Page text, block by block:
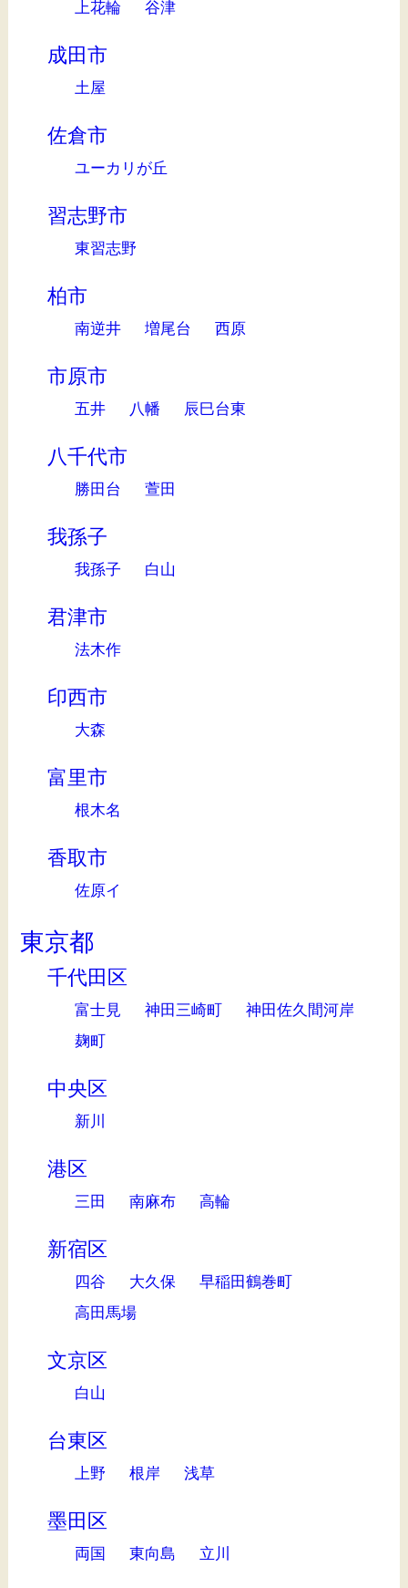
上花輪 谷津
成田市
土屋
佐倉市
ユーカリが丘
習志野市
東習志野
柏市
南逆井 増尾台 西原
市原市
五井 八幡 辰巳台東
八千代市
勝田台 萱田
我孫子
我孫子 白山
君津市
法木作
印西市
大森
富里市
根木名
香取市
佐原イ
東京都
千代田区
富士見 神田三崎町
神田佐久間河岸
麹町
中央区
新川
港区
三田 南麻布 高輪
新宿区
四谷 大久保
早稲田鶴巻町
高田馬場
文京区
白山
台東区
上野 根岸 浅草
墨田区
両国 東向島 立川